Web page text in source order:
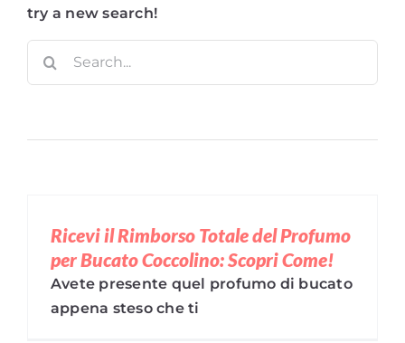
try a new search!
Ricevi il Rimborso Totale del Profumo
per Bucato Coccolino: Scopri Come!
Avete presente quel profumo di bucato
appena steso che ti